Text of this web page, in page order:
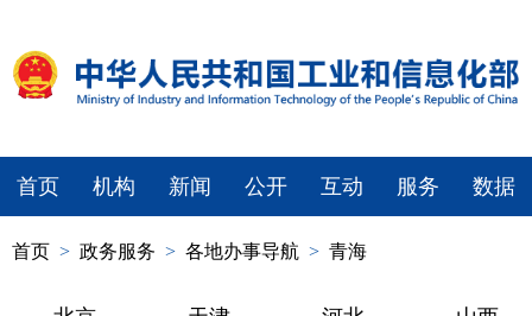
首页 机构 新闻 公开 互动 服务 数据
首页 > 政务服务 > 各地办事导航 > 青海